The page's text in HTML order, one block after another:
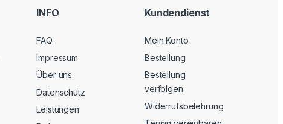
INFO
FAQ
Impressum
Über uns
Datenschutz
Leistungen
Kundendienst
Mein Konto
Bestellung
Bestellung
verfolgen
Widerrufsbelehrung